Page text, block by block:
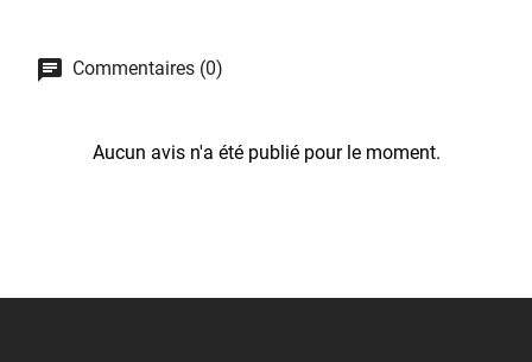
Commentaires (0)
Aucun avis n'a été publié pour le moment.